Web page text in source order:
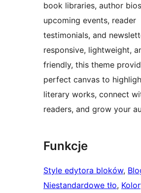
book libraries, author
upcoming events, reader
testimonials, and
responsive, lightweight,
friendly, this theme
perfect canvas to
literary works, connect
readers, and grow your
Funkcje
Style edytora bloków,
Niestandardowe tło,